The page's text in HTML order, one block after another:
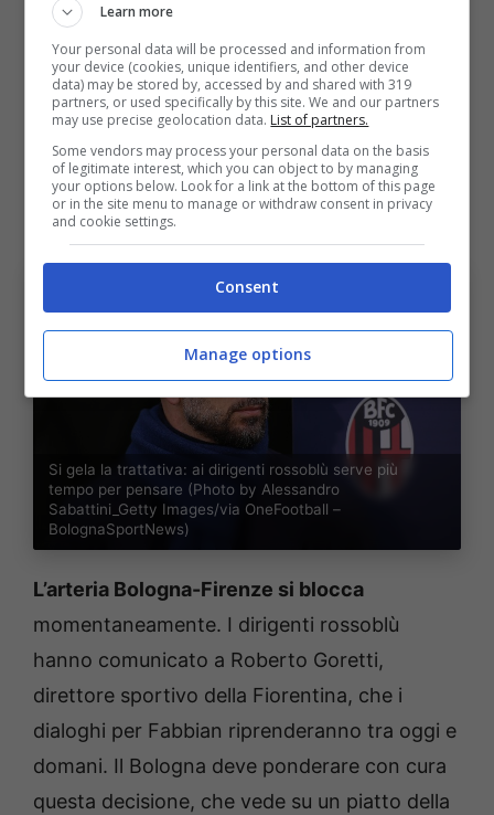
Fabbian, non gioca dal 9 novembre e a causa
di frequenti problemi fisici ha totalizzato
soltanto 10 presenze in campionato.
Si gela la trattativa: ai dirigenti
rossoblù serve più tempo per
pensare
Si gela la trattativa: ai dirigenti rossoblù serve più
tempo per pensare (Photo by Alessandro
Sabattini_Getty Images/via OneFootball –
BolognaSportNews)
L’arteria Bologna-Firenze si blocca
momentaneamente. I dirigenti rossoblù
hanno comunicato a Roberto Goretti,
direttore sportivo della Fiorentina, che i
dialoghi per Fabbian riprenderanno tra oggi e
domani. Il Bologna deve ponderare con cura
questa decisione, che vede su un piatto della
Learn more
Your personal data will be processed and information from
your device (cookies, unique identifiers, and other device
data) may be stored by, accessed by and shared with 319
partners, or used specifically by this site. We and our partners
may use precise geolocation data. List of partners.
Some vendors may process your personal data on the basis
of legitimate interest, which you can object to by managing
your options below. Look for a link at the bottom of this page
or in the site menu to manage or withdraw consent in privacy
and cookie settings.
Consent
Manage options